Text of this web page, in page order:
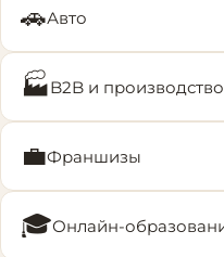
🚗Авто
🏭B2B и производство
💼Франшизы
🎓Онлайн-